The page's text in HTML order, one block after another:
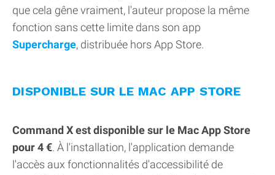
que cela gêne vraiment, l'auteur propose la même
fonction sans cette limite dans son app
Supercharge, distribuée hors App Store.
DISPONIBLE SUR LE MAC APP STORE
Command X est disponible sur le Mac App Store
pour 4 €. À l'installation, l'application demande
l'accès aux fonctionnalités d'accessibilité de